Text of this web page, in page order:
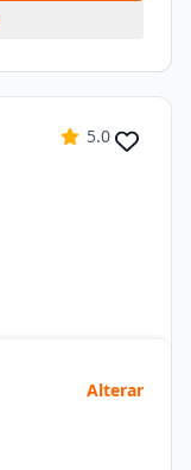
5.0
Alterar